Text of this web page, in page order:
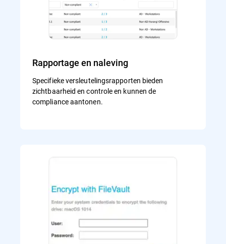
Rapportage en naleving
Specifieke versleutelingsrapporten bieden
zichtbaarheid en controle en kunnen de
compliance aantonen.